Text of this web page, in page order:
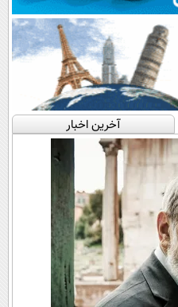
آخرین اخبار